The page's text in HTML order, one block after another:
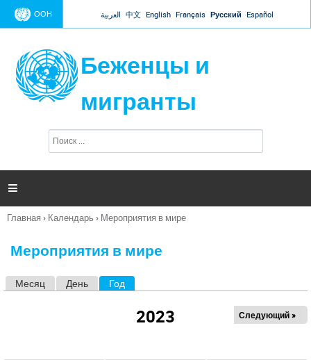
Jump to navigation
ООН العربية 中文 English Français Русский Español
Беженцы и
мигранты
п
и

Вы
Главная › Календарь › Мероприятия в мире
Мероприятия в мире
Месяц День Год
2023 Следующий »